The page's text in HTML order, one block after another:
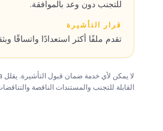
للتجنب دون وعد بالموافقة.
قرار التأشيرة
تقدم ملفًا أكثر استعدادًا واتساقًا
القابلة للتجنب والمستندات الناقصة